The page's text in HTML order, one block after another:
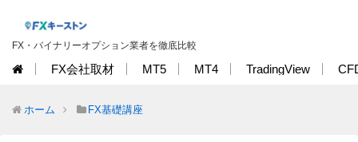
FX・バイナリーオプション業者を徹底比較
FX会社取材 MT5 MT4 TradingView
ホーム FX基礎講座